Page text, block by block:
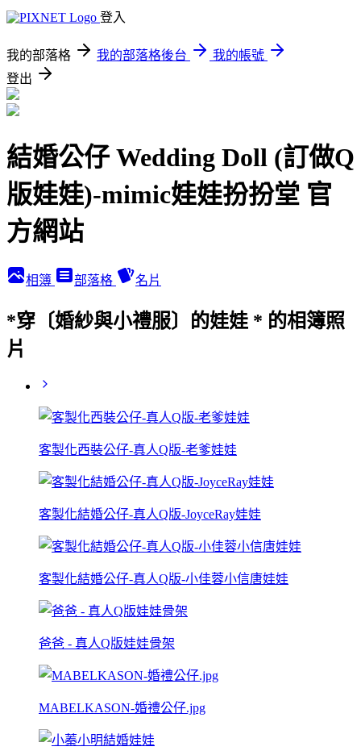
登入
我的部落格 我的部落格後台
我的帳號
登出
結婚公仔 Wedding Doll (訂做Q
版娃娃)-mimic娃娃扮扮堂 官
方網站
相簿 部落格 名片
*穿〔婚紗與小禮服〕的娃娃 * 的相簿照
片
客製化西裝公仔-真人Q版-老爹娃娃
客製化結婚公仔-真人Q版-JoyceRay娃娃
客製化結婚公仔-真人Q版-小佳蓉小信唐娃娃
爸爸 - 真人Q版娃娃骨架
MABELKASON-婚禮公仔.jpg